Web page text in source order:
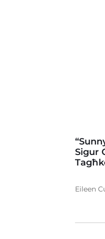
Sigur
Eileen